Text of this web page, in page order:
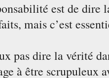
est de dire
mais c’est
pas dire la vérité
à être scrupuleux